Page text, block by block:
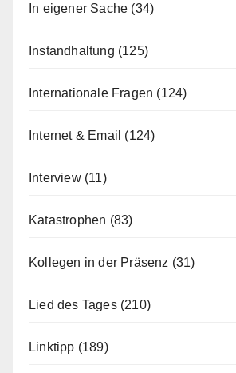
In eigener Sache (34)
Instandhaltung (125)
Internationale Fragen (124)
Internet & Email (124)
Interview(11)
Katastrophen (83)
Kollegen in der Präsenz (31)
Lied des Tages(210)
Linktipp (189)